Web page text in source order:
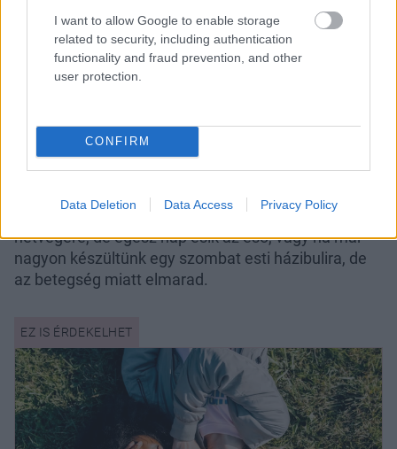
I want to allow Google to enable storage
related to security, including authentication
functionality and fraud prevention, and other
user protection.
CONFIRM
Data Deletion Data Access Privacy Policy
Ez természetesen
semmiképpen sem jelenti azt, hogy fojtsuk el
negatív élményeinket. Nagyon fontos, hogy teret
adjunk a szomorúságnak, fájdalmas érzelmi
sokkal jobban járunk a bölcs elfogadással, mint a
mérgelődéssel.
Például ha sietünk valahová, és lekéstük a villamost,
ha hatalmas családi kirándulást terveztünk
hétvégére, de egész nap esik az eső, vagy ha már
nagyon készültünk egy szombat esti házibulira, de
az betegség miatt elmarad.